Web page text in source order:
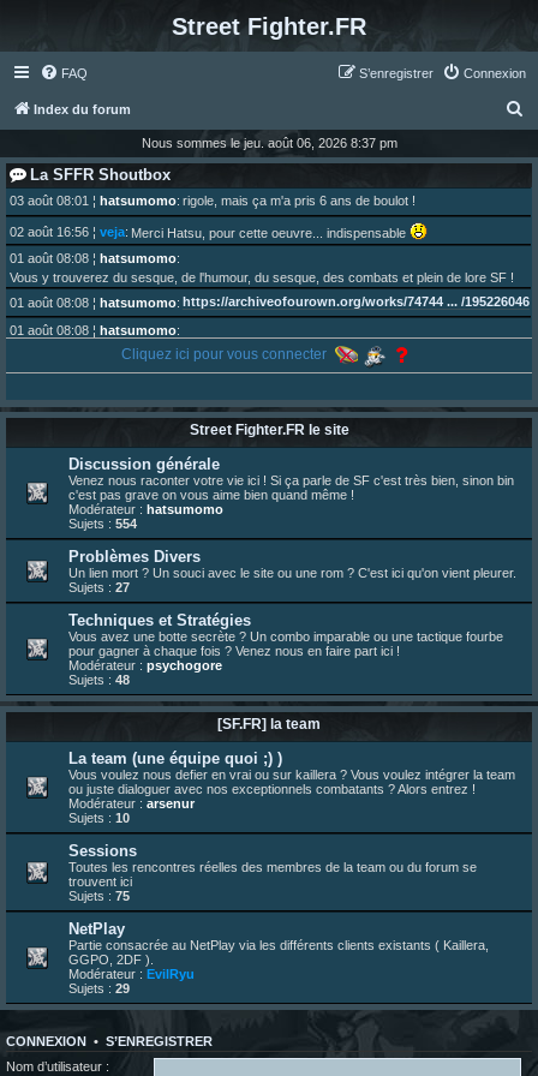
Street Fighter.FR
FAQ Connexion
S’enregistrer
Index du forum
c
h
e
Nous sommes le jeu. août 06, 2026 8:37 pm
La SFFR Shoutbox
03 août 08:01 ¦ hatsumomo: rigole, mais ça m'a pris 6 ans de boulot !
02 août 16:56 ¦ veja: Merci Hatsu, pour cette oeuvre... indispensable
01 août 08:08 ¦ hatsumomo:
Vous y trouverez du sesque, de l'humour, du sesque, des combats et plein de lore SF !
01 août 08:08 ¦ hatsumomo: https://archiveofourown.org/works/74744 ... /195226046
01 août 08:08 ¦ hatsumomo:
Aujourd'hui, c'est le yaoi day. Pour la peine je reposte ma dernière fic.
30 juil. 07:22¦hatsumomo:
26 juil. 22:09¦hatsumomo:bio de Alex en ligne les gens !
13 juil. 09:53¦hatsumomo:
bonjour les amis, je viens de poster ma 1e review de figurine !
23 juin 10:36¦indy:une très chouette SFFR shoutbox !
23 juin 07:30¦hatsumomo:nouvelle trad caniculaire les amis !
23 juin 07:26
hatsumomo
22 juin 12:27¦indy:Yo !
22 juin 08:49¦veja:Yo
Cliquez ici pour vous connecter
Street Fighter.FR le site
Discussion générale
Venez nous raconter votre vie ici ! Si ça parle de SF c'est très bien, sinon bin
c'est pas grave on vous aime bien quand même !
Modérateur : hatsumomo
Sujets : 554
Problèmes Divers
Un lien mort ? Un souci avec le site ou une rom ? C'est ici qu'on vient pleurer.
Sujets : 27
Techniques et Stratégies
Vous avez une botte secrète ? Un combo imparable ou une tactique fourbe
pour gagner à chaque fois ? Venez nous en faire part ici !
Modérateur : psychogore
Sujets : 48
[SF.FR] la team
La team (une équipe quoi ;) )
Vous voulez nous defier en vrai ou sur kaillera ? Vous voulez intégrer la team
ou juste dialoguer avec nos exceptionnels combatants ? Alors entrez !
Modérateur : arsenur
Sujets : 10
Sessions
Toutes les rencontres réelles des membres de la team ou du forum se
trouvent ici
Sujets : 75
NetPlay
Partie consacrée au NetPlay via les différents clients existants ( Kaillera,
GGPO, 2DF ).
Modérateur : EvilRyu
Sujets : 29
CONNEXION • S’ENREGISTRER
Nom d’utilisateur :